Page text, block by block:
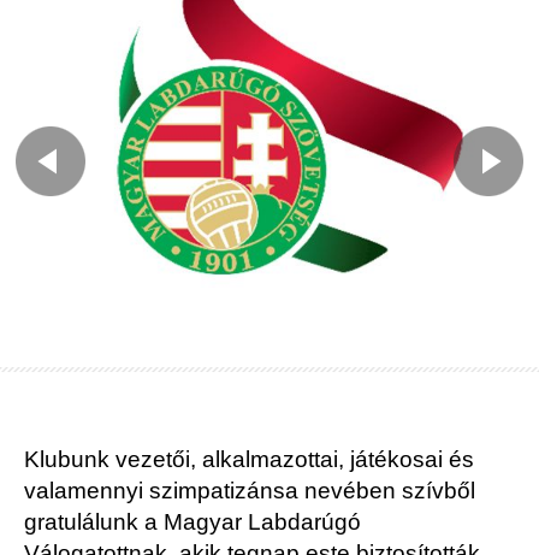
Klubunk vezetői, alkalmazottai, játékosai és
valamennyi szimpatizánsa nevében szívből
gratulálunk a Magyar Labdarúgó